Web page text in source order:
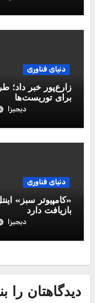
دنیای فناوری
زارع‌پور خبر
برای توریست‌ها
دیجیزا
دنیای فناوری
بازیافت دارد
دیجیزا
دیدگاهتان را